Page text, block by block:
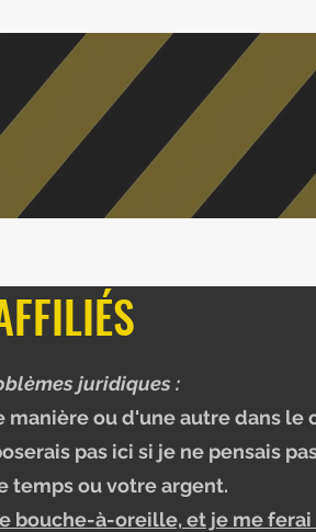
juridiques :
ou d'une autre dans le
pas ici si je ne pensais
temps ou votre argent.
bouche-à-oreille, et je me ferai